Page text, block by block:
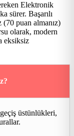
Elektronik
sürer. Başarılı
(70 puan almanız)
olarak, modern
eksiksiz
üstünlükleri,